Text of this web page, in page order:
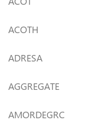
ACOTH
ADRESA
AGGREGATE
AMORDEGRC